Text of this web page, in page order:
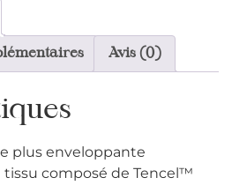
Avis (0)
plus enveloppante
tissu composé de Tencel™